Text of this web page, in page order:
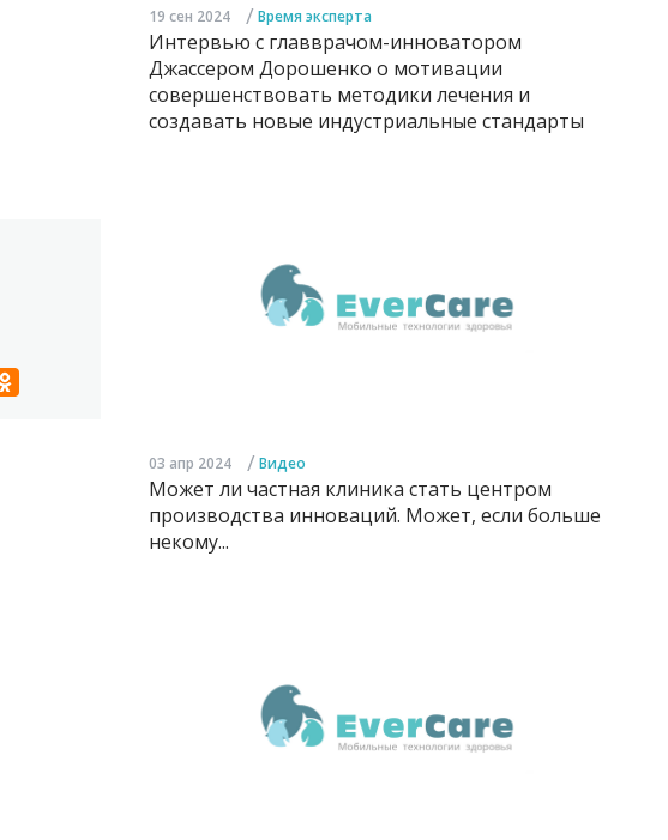
19 сен 2024 / Время эксперта
Интервью с главврачом-инноватором
Джассером Дорошенко о мотивации
совершенствовать методики лечения и
создавать новые индустриальные стандарты
03 апр 2024 / Видео
Может ли частная клиника стать центром
производства инноваций. Может, если больше
некому...